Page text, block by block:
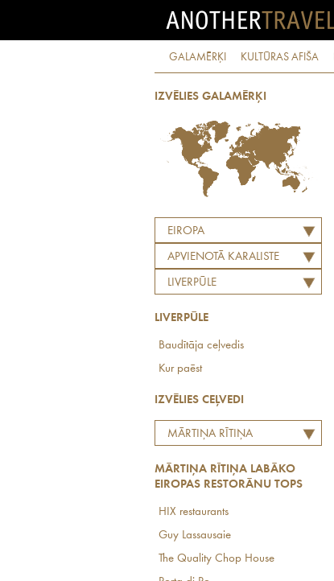
GALAMĒRĶI KULTŪRAS AFIŠA
IZVĒLIES GALAMĒRĶI
EIROPA
APVIENOTĀ KARALISTE
LIVERPŪLE
LIVERPŪLE
Baudītāja ceļvedis
Kur paēst
IZVĒLIES CEĻVEDI
MĀRTIŅA RĪTIŅA
RESTORĀNU TOPS
MĀRTIŅA RĪTIŅA LABĀKO
EIROPAS RESTORĀNU TOPS
HIX restaurants
Guy Lassausaie
The Quality Chop House